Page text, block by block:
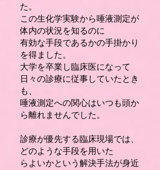
た。
この生化学実験から唾液測定が
体内の状況を知るのに
有効な手段であるかの手掛かり
を得ました。
大学を卒業し臨床医になって
日々の診療に従事していたとき
も、
唾液測定への関心はいつも頭か
ら離れませんでした。
診療が優先する臨床現場では、
どのような手段を用いた
らよいかという解決手法が身近